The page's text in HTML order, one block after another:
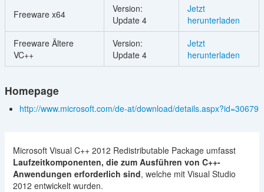
Freeware x64
Version:
Update 4
Jetzt
herunterladen
Freeware Ältere
VC++
Version:
Update 4
Jetzt
herunterladen
Homepage
http://www.microsoft.com/de-at/download/details.aspx?id=30679
Microsoft Visual C++ 2012 Redistributable Package umfasst
Laufzeitkomponenten, die zum Ausführen von C++-
Anwendungen erforderlich sind, welche mit Visual Studio
2012 entwickelt wurden.